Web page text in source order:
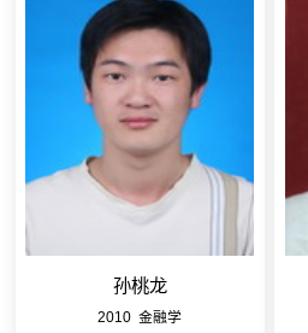
孙桃龙
2010 金融学